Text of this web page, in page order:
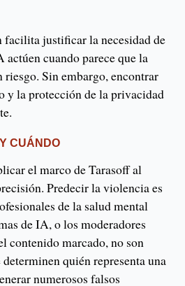
facilita justificar la necesidad de
actúen cuando parece que la
riesgo. Sin embargo, encontrar
y la protección de la privacidad
CUÁNDO
el marco de Tarasoff al
Predecir la violencia es
de la salud mental
de IA, o los moderadores
contenido marcado, no son
quién representa una
numerosos falsos